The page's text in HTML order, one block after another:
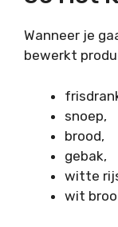
Wanneer je
bewerkt
snoep,
brood,
gebak,
witte
wit